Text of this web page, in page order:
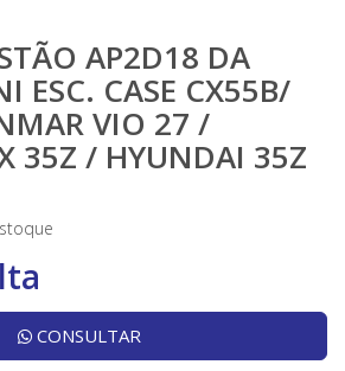
AP2D18 DA
ESC. CASE CX55B/
VIO 27 /
35Z / HYUNDAI 35Z
CONSULTAR